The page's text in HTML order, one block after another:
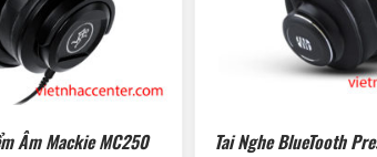
Âm Mackie MC250 Tai Nghe BlueTooth